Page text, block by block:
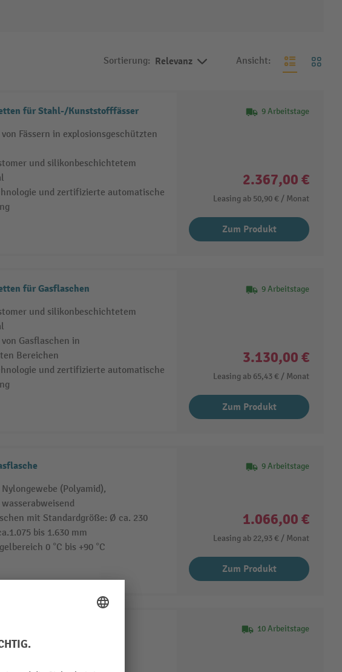
Sortierung: Relevanz Ansicht:
für Stahl-/Kunststofffässer
Fässern in explosionsgeschützten
und silikonbeschichtetem
und zertifizierte automatische
9 Arbeitstage
2.367,00 €
Leasing ab 50,90 € / Monat
Zum Produkt
für Gasflaschen
und silikonbeschichtetem
Gasflaschen in
Bereichen
und zertifizierte automatische
9 Arbeitstage
3.130,00 €
Leasing ab 65,43 € / Monat
Zum Produkt
(Polyamid),
mit Standardgröße: Ø ca. 230
bis 1.630 mm
0 °C bis +90 °C
9 Arbeitstage
1.066,00 €
Leasing ab 22,93 € / Monat
Zum Produkt
10 Arbeitstage